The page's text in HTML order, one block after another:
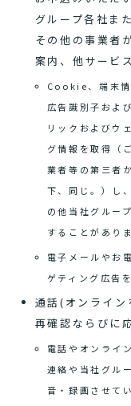
グループ各社ま
その他の事業者
案内、他サービ
Cookie、端末情
広告識別子およ
リックおよびウ
グ情報を取得（
業者等の第三者
下、同じ。）し
の他当社グルー
することがありま
電子メールやお
ゲティング広告
通話(オンライ
再確認ならびに
電話やオンライ
連絡や当社グル
音・録画させて